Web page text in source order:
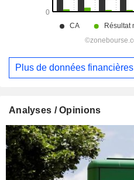
Plus de données financières
Analyses / Opinions